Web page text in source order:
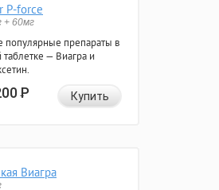
P-force
+ 60мг
популярные препараты в
— Виагра и
Р Купить
Виагра